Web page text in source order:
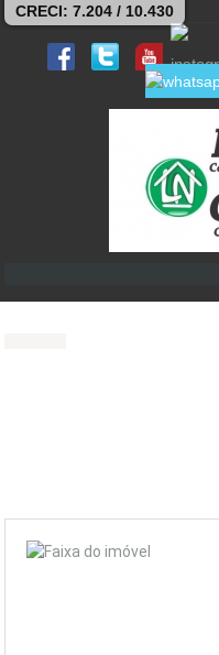
CRECI: 7.204 / 10.430